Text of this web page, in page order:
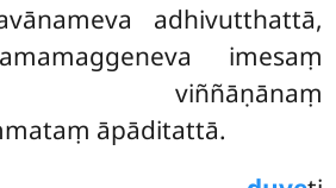
adhivutthattā,
imesaṃ
viññāṇānaṃ
āpāditattā.